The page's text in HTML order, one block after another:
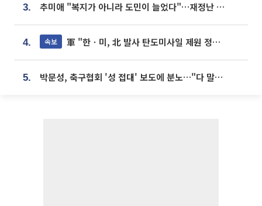
3. 추미애 "복지가 아니라 도민이 늘었다"…재정난 책임론 정면돌파
4. 속보 軍 "한ㆍ미, 北 발사 탄도미사일 제원 정밀분석 중"
5. 박문성, 축구협회 '성 접대' 보도에 분노…"다 말아먹으려고 작정했나"